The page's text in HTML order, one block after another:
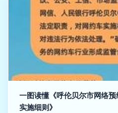
一图读懂《呼伦贝尔市网络
实施细则》